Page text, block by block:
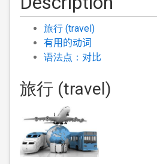
旅行 (travel)
有用的动词
语法点： 对比
旅行 (travel)